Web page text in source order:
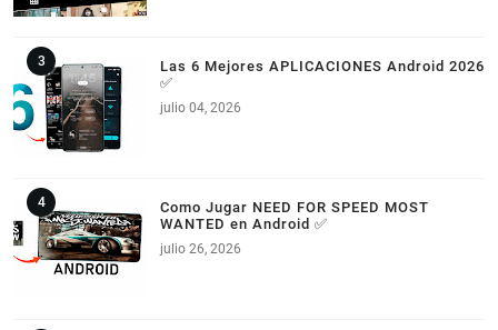
Las 6 Mejores APLICACIONES Android 2026
✅
julio 04, 2026
Como Jugar NEED FOR SPEED MOST
WANTED en Android ✅
julio 26, 2026